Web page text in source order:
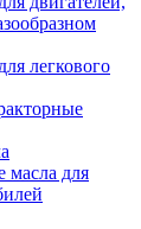
легкового
масла для